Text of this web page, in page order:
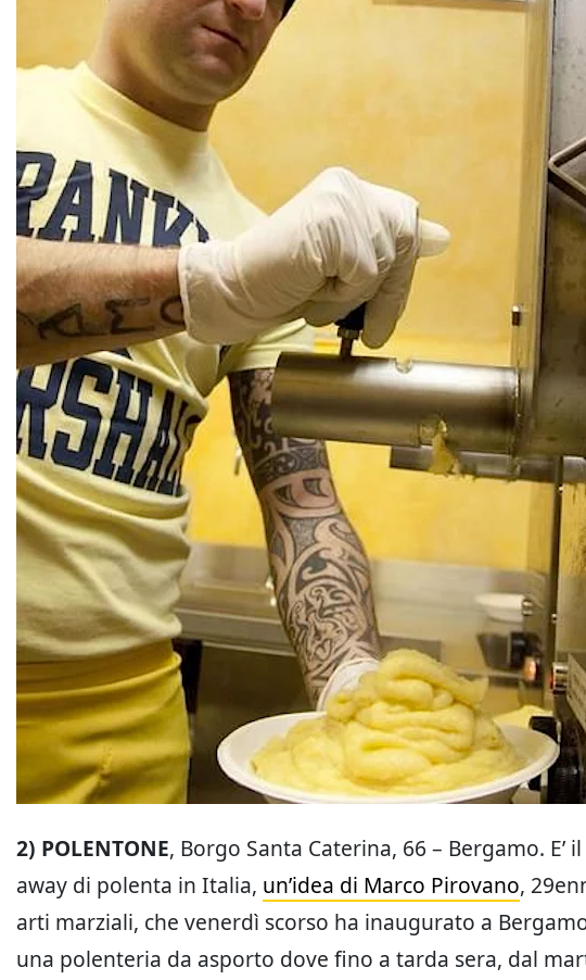
2) POLENTONE, Borgo Santa Caterina, 66 – Bergamo. E’
away di polenta in Italia, un’idea di Marco Pirovano,
arti marziali, che venerdì scorso ha inaugurato a
una polenteria da asporto dove fino a tarda sera, dal